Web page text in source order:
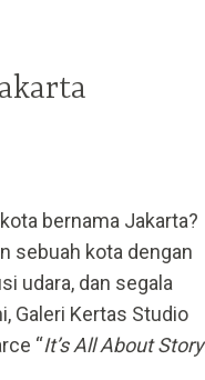
bernama Jakarta?
sebuah kota dengan
udara, dan segala
Galeri Kertas Studio
“It’s All About